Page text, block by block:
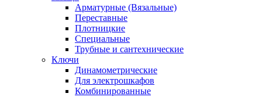
Арматурные (Вязальные)
Переставные
Плотницкие
Специальные
Трубные и сантехнические
Ключи
Динамометрические
Для электрошкафов
Комбинированные